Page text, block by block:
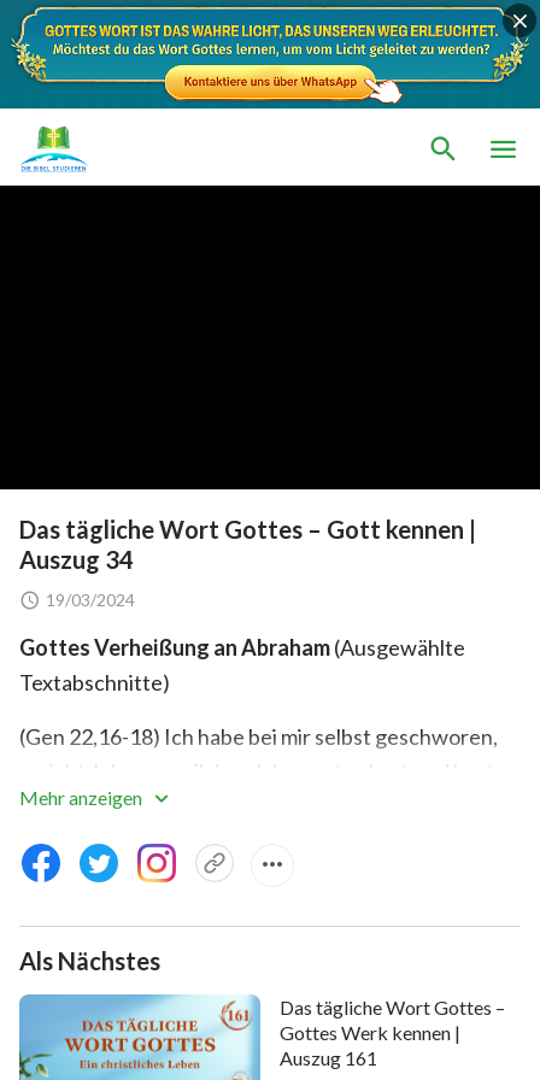
Das tägliche Wort Gottes – Gott kennen |
Auszug 34
19/03/2024
Gottes Verheißung an Abraham(Ausgewählte
Textabschnitte)
(Gen 22,16-18) Ich habe bei mir selbst geschworen,
spricht Jehova, weil du solches getan hast und hast
deines einzigen Sohnes nicht verschont, daß ich
deinen Samen segnen und mehren will wie die Sterne
am Himmel und wie den Sand am Ufer des Meeres;
und durch deinen Samen sollen alle Völker auf Erden
gehorcht hast.
Dies ist eine ungekürzte Darstellung von Gottes
Mehr anzeigen
Als Nächstes
Das tägliche Wort Gottes –
Gottes Werk kennen |
Auszug 161